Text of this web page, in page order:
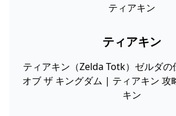
ティアキン
ティアキン
ティアキン（Zelda Totk）ゼルダの
オブ ザ キングダム | ティアキン 攻
キン